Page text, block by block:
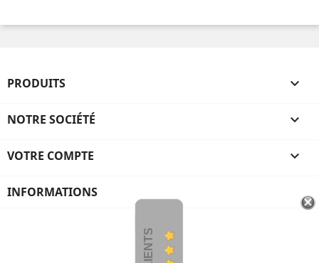
PRODUITS 
NOTRE SOCIÉTÉ 
VOTRE COMPTE 
INFORMATIONS